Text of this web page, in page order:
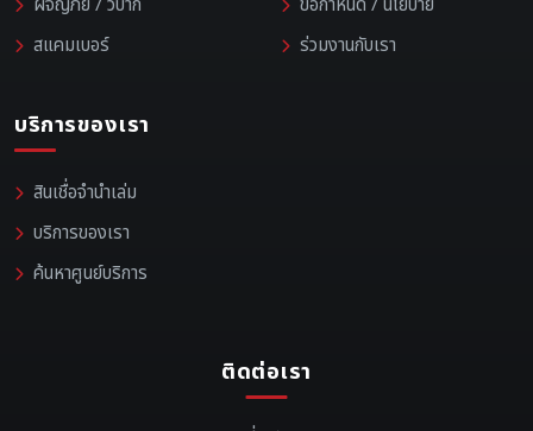
สแคมเบอร์
ร่วมงานกับเรา
บริการของเรา
สินเชื่อจำนำเล่ม
บริการของเรา
ค้นหาศูนย์บริการ
ติดต่อเรา